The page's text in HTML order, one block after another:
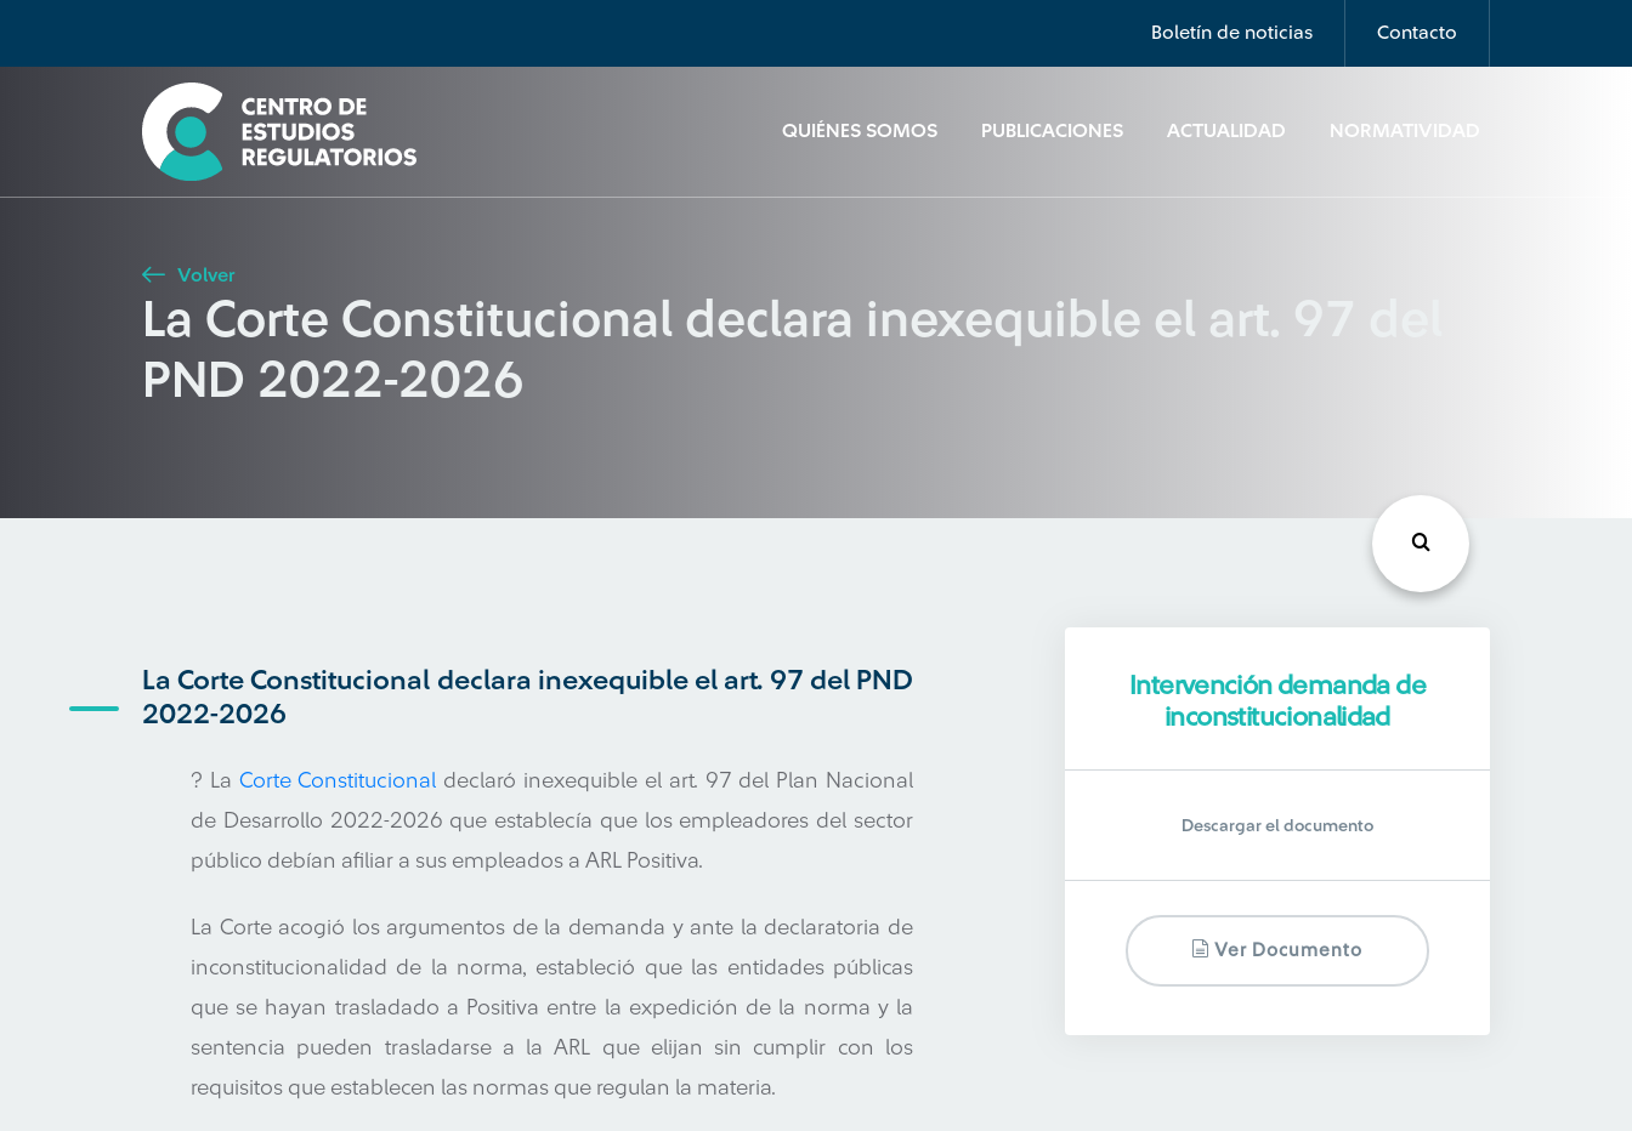
Boletín de noticias Contacto
QUIÉNES SOMOS PUBLICACIONES ACTUALIDAD NORMATIVIDAD
Seleccione país
Buscar
Volver
La Corte Constitucional declara inexequible el art. 97 del
PND 2022-2026
La Corte Constitucional declara inexequible el art. 97 del PND
2022-2026
? La Corte Constitucional declaró inexequible el art. 97 del Plan Nacional
de Desarrollo 2022-2026 que establecía que los empleadores del sector
público debían afiliar a sus empleados a ARL Positiva.
La Corte acogió los argumentos de la demanda y ante la declaratoria de
inconstitucionalidad de la norma, estableció que las entidades públicas
que se hayan trasladado a Positiva entre la expedición de la norma y la
sentencia pueden trasladarse a la ARL que elijan sin cumplir con los
requisitos que establecen las normas que regulan la materia.
Intervención demanda de
inconstitucionalidad
Descargar el documento
Ver Documento